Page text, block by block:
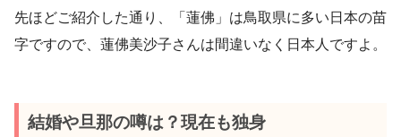
先ほどご紹介した通り、「蓮佛」は鳥取県に多い日本の苗
字ですので、蓮佛美沙子さんは間違いなく日本人ですよ。
結婚や旦那の噂は？現在も独身